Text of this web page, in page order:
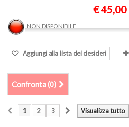
€ 45,00
NON DISPONIBILE
Aggiungi alla lista dei desideri
Confronta (0)
Visualizza tutto
1 2 3